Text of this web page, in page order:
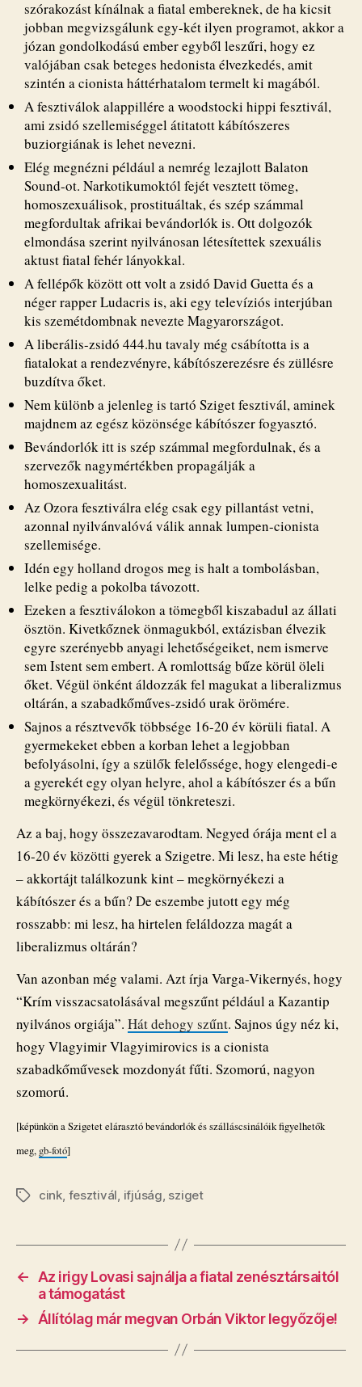
szórakozást kínálnak a fiatal embereknek, de ha kicsit
jobban megvizsgálunk egy-két ilyen programot, akkor a
józan gondolkodású ember egyből leszűri, hogy ez
valójában csak beteges hedonista élvezkedés, amit
szintén a cionista háttérhatalom termelt ki magából.
A fesztiválok alappillére a woodstocki hippi fesztivál,
ami zsidó szellemiséggel átitatott kábítószeres
buziorgiának is lehet nevezni.
Elég megnézni például a nemrég lezajlott Balaton
Sound-ot. Narkotikumoktól fejét vesztett tömeg,
homoszexuálisok, prostituáltak, és szép számmal
megfordultak afrikai bevándorlók is. Ott dolgozók
elmondása szerint nyilvánosan létesítettek szexuális
aktust fiatal fehér lányokkal.
A fellépők között ott volt a zsidó David Guetta és a
néger rapper Ludacris is, aki egy televíziós interjúban
kis szemétdombnak nevezte Magyarországot.
A liberális-zsidó 444.hu tavaly még csábította is a
fiatalokat a rendezvényre, kábítószerezésre és züllésre
buzdítva őket.
Nem különb a jelenleg is tartó Sziget fesztivál, aminek
majdnem az egész közönsége kábítószer fogyasztó.
Bevándorlók itt is szép számmal megfordulnak, és a
szervezők nagymértékben propagálják a
homoszexualitást.
Az Ozora fesztiválra elég csak egy pillantást vetni,
azonnal nyilvánvalóvá válik annak lumpen-cionista
szellemisége.
Idén egy holland drogos meg is halt a tombolásban,
lelke pedig a pokolba távozott.
Ezeken a fesztiválokon a tömegből kiszabadul az állati
ösztön. Kivetkőznek önmagukból, extázisban élvezik
egyre szerényebb anyagi lehetőségeiket, nem ismerve
sem Istent sem embert. A romlottság bűze körül öleli
őket. Végül önként áldozzák fel magukat a liberalizmus
oltárán, a szabadkőműves-zsidó urak örömére.
Sajnos a résztvevők többsége 16-20 év körüli fiatal. A
gyermekeket ebben a korban lehet a legjobban
befolyásolni, így a szülők felelőssége, hogy elengedi-e
a gyerekét egy olyan helyre, ahol a kábítószer és a bűn
megkörnyékezi, és végül tönkreteszi.
Az a baj, hogy összezavarodtam. Negyed órája ment el a
16-20 év közötti gyerek a Szigetre. Mi lesz, ha este hétig
– akkortájt találkozunk kint – megkörnyékezi a
kábítószer és a bűn? De eszembe jutott egy még
rosszabb: mi lesz, ha hirtelen feláldozza magát a
liberalizmus oltárán?
Van azonban még valami. Azt írja Varga-Vikernyés, hogy
“Krím visszacsatolásával megszűnt például a Kazantip
nyilvános orgiája”. Hát dehogy szűnt. Sajnos úgy néz ki,
hogy Vlagyimir Vlagyimirovics is a cionista
szabadkőművesek mozdonyát fűti. Szomorú, nagyon
szomorú.
[képünkön a Szigetet elárasztó bevándorlók és szálláscsinálóik figyelhetők
meg, gb-fotó]
Címkék
cink fesztivál ifjúság sziget
←
Az irigy Lovasi sajnálja a fiatal zenésztársaitól
a támogatást
→
Állítólag már megvan Orbán Viktor legyőzője!